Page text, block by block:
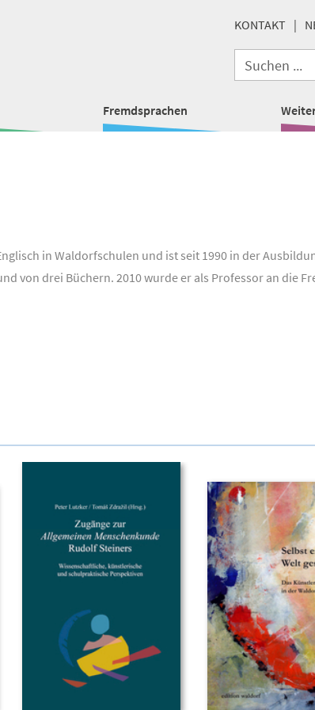
KONTAKT
Fremdsprachen
in Waldorfschulen und ist seit 1990 in der
von drei Büchern. 2010 wurde er als Professor an die